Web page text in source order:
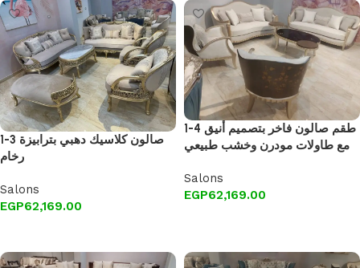
1-3 صالون كلاسيك دهبي بترابيزة
رخام
Salons
EGP62,169.00
1-4 طقم صالون فاخر بتصميم أنيق
مع طاولات مودرن وخشب طبيعي
Salons
EGP62,169.00